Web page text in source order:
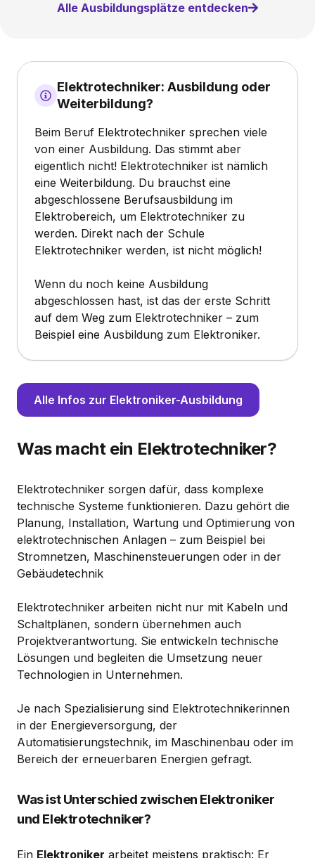
Alle Ausbildungsplätze entdecken
Elektrotechniker: Ausbildung oder
Weiterbildung?
Beim Beruf Elektrotechniker sprechen viele
von einer Ausbildung. Das stimmt aber
eigentlich nicht! Elektrotechniker ist nämlich
eine Weiterbildung. Du brauchst eine
abgeschlossene Berufsausbildung im
Elektrobereich, um Elektrotechniker zu
werden. Direkt nach der Schule
Elektrotechniker werden, ist nicht möglich!
Wenn du noch keine Ausbildung
abgeschlossen hast, ist das der erste Schritt
auf dem Weg zum Elektrotechniker – zum
Beispiel eine Ausbildung zum Elektroniker.
Alle Infos zur Elektroniker-Ausbildung
Was macht ein Elektrotechniker?
Elektrotechniker sorgen dafür, dass komplexe
technische Systeme funktionieren. Dazu gehört die
Planung, Installation, Wartung und Optimierung von
elektrotechnischen Anlagen – zum Beispiel bei
Stromnetzen, Maschinensteuerungen oder in der
Gebäudetechnik
Elektrotechniker arbeiten nicht nur mit Kabeln und
Schaltplänen, sondern übernehmen auch
Projektverantwortung. Sie entwickeln technische
Lösungen und begleiten die Umsetzung neuer
Technologien in Unternehmen.
Je nach Spezialisierung sind Elektrotechnikerinnen
in der Energieversorgung, der
Automatisierungstechnik, im Maschinenbau oder im
Bereich der erneuerbaren Energien gefragt.
Was ist Unterschied zwischen Elektroniker
und Elektrotechniker?
Ein Elektroniker arbeitet meistens praktisch: Er